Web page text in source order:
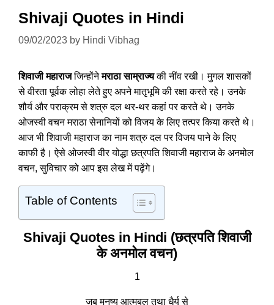
Shivaji Quotes in Hindi
09/02/2023 by Hindi Vibhag
शिवाजी महाराजजिन्होंनेमराठा साम्राज्यकी नींव रखी। मुगल शासकों
से वीरता पूर्वक लोहा लेते हुए अपने मातृभूमि की रक्षा करते रहे। उनके
शौर्य और पराक्रम से शत्रु दल थर-थर कहां पर करते थे। उनके
ओजस्वी वचन मराठा सेनानियों को विजय के लिए तत्पर किया करते थे।
आज भी शिवाजी महाराज का नाम शत्रु दल पर विजय पाने के लिए
काफी है। ऐसे ओजस्वी वीर योद्धा छत्रपति शिवाजी महाराज के अनमोल
वचन, सुविचार को आप इस लेख में पढ़ेंगे।
Table of Contents
Shivaji Quotes in Hindi (छत्रपति शिवाजी
के अनमोल वचन)
1
जब मनुष्य आत्मबल तथा धैर्य से